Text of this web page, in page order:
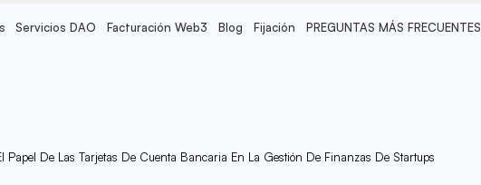
Servicios DAO Facturación Web3 Blog Fijación PREGUNTAS MÁS FRECUENTES
Papel De Las Tarjetas De Cuenta Bancaria En La Gestión De Finanzas De Startups